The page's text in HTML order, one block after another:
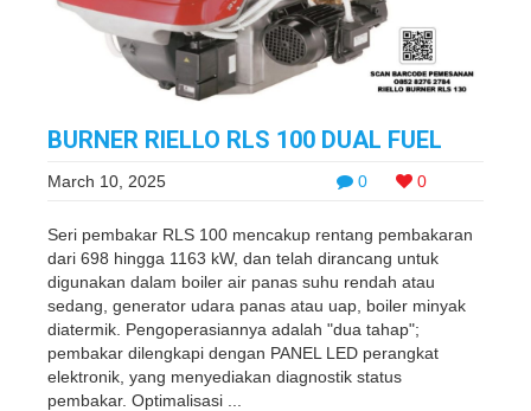
BURNER RIELLO RLS 100 DUAL FUEL
0 0
March 10, 2025
Seri pembakar RLS 100 mencakup rentang pembakaran
dari 698 hingga 1163 kW, dan telah dirancang untuk
digunakan dalam boiler air panas suhu rendah atau
sedang, generator udara panas atau uap, boiler minyak
diatermik. Pengoperasiannya adalah "dua tahap";
pembakar dilengkapi dengan PANEL LED perangkat
elektronik, yang menyediakan diagnostik status
pembakar. Optimalisasi ...